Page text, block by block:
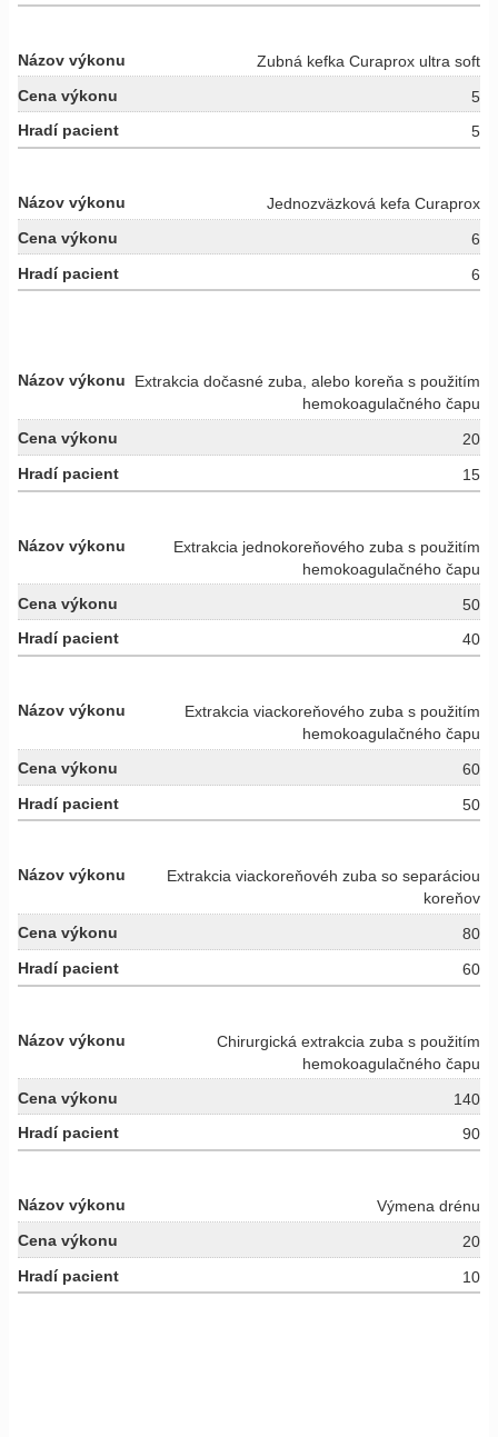
Zubná kefka Curaprox ultra soft
5
5
Jednozväzková kefa Curaprox
6
6
Extrakcia dočasné zuba, alebo koreňa s použitím
hemokoagulačného čapu
20
15
Extrakcia jednokoreňového zuba s použitím
hemokoagulačného čapu
50
40
Extrakcia viackoreňového zuba s použitím
hemokoagulačného čapu
60
50
Extrakcia viackoreňovéh zuba so separáciou
koreňov
80
60
Chirurgická extrakcia zuba s použitím
hemokoagulačného čapu
140
90
Výmena drénu
20
10